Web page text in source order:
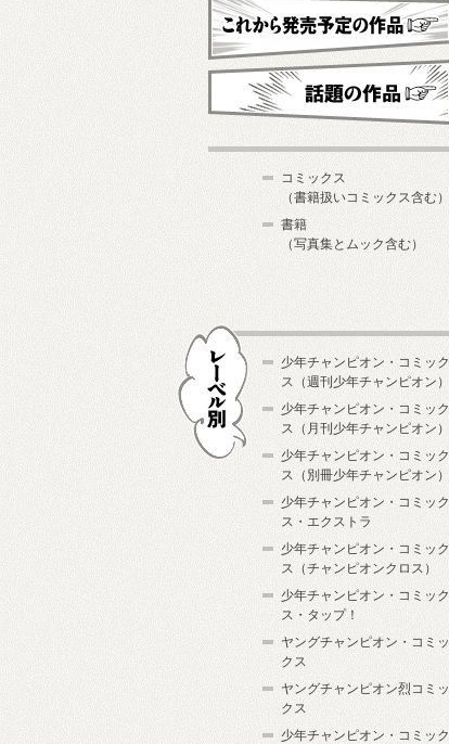
これから発売予定
コミックス
（書籍扱いコミックス含む）
書籍
（写真集とムック含む）
少年チャンピオン・コミック
ス（週刊少年チャンピオン）
少年チャンピオン・コミック
ス（月刊少年チャンピオン）
少年チャンピオン・コミック
ス（別冊少年チャンピオン）
少年チャンピオン・コミック
ス・エクストラ
少年チャンピオン・コミック
ス（チャンピオンクロス）
少年チャンピオン・コミック
ス・タップ！
ヤングチャンピオン・コミッ
クス
ヤングチャンピオン烈コミッ
クス
少年チャンピオン・コミック